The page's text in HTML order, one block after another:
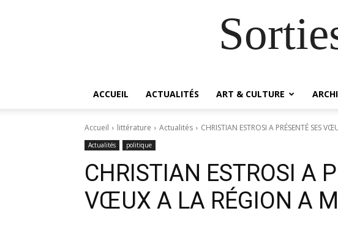
ACCUEIL ACTUALITÉS ART & CULTURE
Accueil littérature Actualités CHRISTIAN ESTROSI A PRÉSENTÉ SES
Actualités politique
CHRISTIAN ESTROSI A
VŒUX A LA RÉGION A